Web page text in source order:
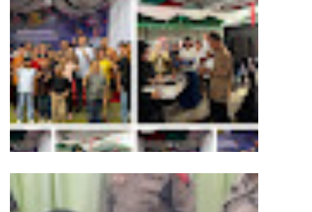
PPKKB Apresiasi Presiden Prabowo Cabut
Izin PBPH di Kepulauan Batu